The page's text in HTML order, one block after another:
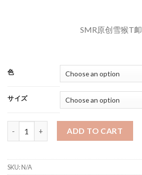
SMR原创雪猴T卹
色
サイズ
ADD TO CART
SKU:N/A